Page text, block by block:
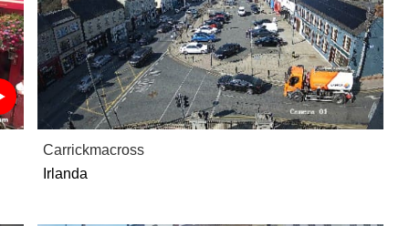
Carrickmacross
Irlanda